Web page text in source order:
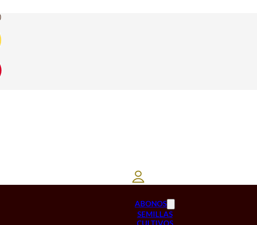
ABONOS
SEMILLAS
CULTIVOS